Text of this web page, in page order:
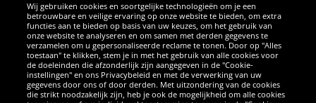
SOCIALE MEDIA
FacebookInstagram
WhatsApp
TikTokTwitterYouTube
Wij gebruiken cookies en soortgelijke technologieën om je een
betrouwbare en veilige ervaring op onze website te bieden, om extra
functies aan te bieden op basis van uw keuzes, om het gebruik van
onze website te analyseren en om samen met derden gegevens te
verzamelen om u gepersonaliseerde reclame te tonen. Door op "Alles
toestaan" te klikken, stem je in met het gebruik van alle cookies voor
de doeleinden die afzonderlijk zijn aangegeven in de "Cookie-
instellingen" en ons Privacybeleid en met de verwerking van uw
gegevens door ons of door derden. Met uitzondering van de cookies
die strikt noodzakelijk zijn, heb je ook de mogelijkheid om alle cookies